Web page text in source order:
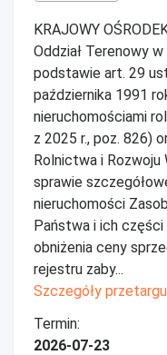
KRAJOWY
Oddział Terenowy
podstawie art. 29
października 1991
nieruchomościami
z 2025 r., poz. 826)
Rolnictwa i Rozwoju
sprawie
nieruchomości
Państwa i ich części
obniżenia ceny
rejestru zaby...
Szczegóły przetargu
Termin:
2026-07-23